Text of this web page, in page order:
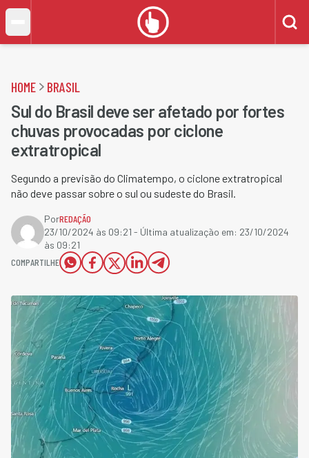
HOME BRASIL
Sul do Brasil deve ser afetado por fortes
chuvas provocadas por ciclone
extratropical
Segundo a previsão do Climatempo, o ciclone extratropical
não deve passar sobre o sul ou sudeste do Brasil.
PorREDAÇÃO
23/10/2024 às 09:21 - Última atualização em: 23/10/2024
às 09:21
COMPARTILHE